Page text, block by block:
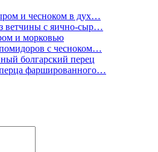
и чесноком в дух…
ветчины с яично-сыр…
и морковью
с чесноком…
болгарский перец
перца фаршированного…